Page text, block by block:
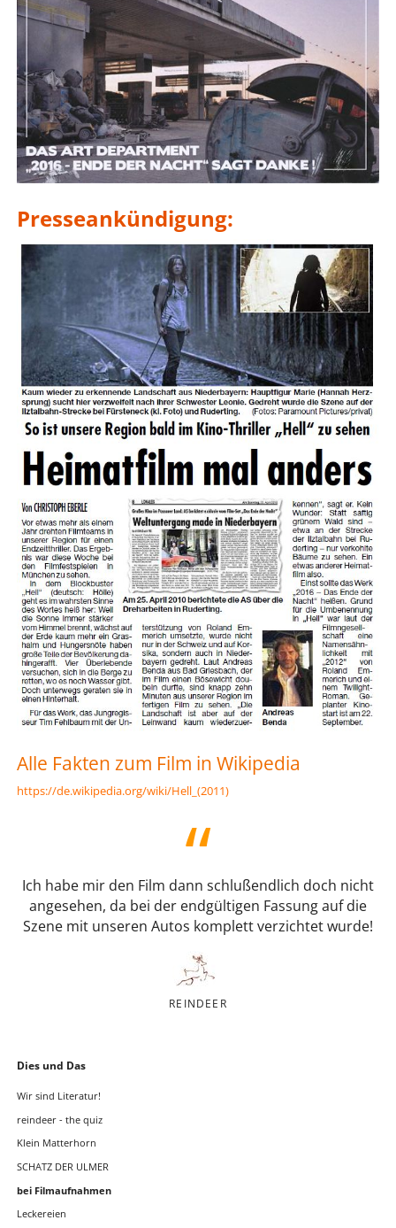
Presseankündigung:
Alle Fakten zum Film in Wikipedia
https://de.wikipedia.org/wiki/Hell_(2011)
Ich habe mir den Film dann schlußendlich doch nicht
angesehen, da bei der endgültigen Fassung auf die
Szene mit unseren Autos komplett verzichtet wurde!
REINDEER
Navigation
Dies und Das
Wir sind Literatur!
reindeer - the quiz
Klein Matterhorn
SCHATZ DER ULMER
bei Filmaufnahmen
Leckereien